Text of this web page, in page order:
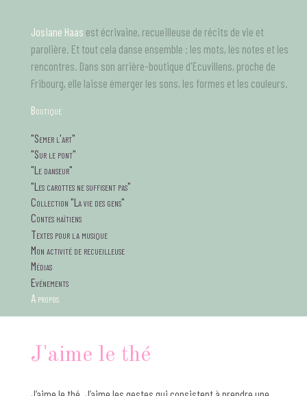
contenu
principal
J'aime le thé
Josiane Haas est écrivaine, recueilleuse de récits de vie et
parolière. Et tout cela danse ensemble : les mots, les notes et les
rencontres. Dans son arrière-boutique d'Ecuvillens, proche de
Fribourg, elle laisse émerger les sons, les formes et les couleurs.
Boutique
tagsMenu
"Semer l'art"
"Sur le pont"
"Le danseur"
"Les carottes ne suffisent pas"
Collection "La vie des gens"
Contes haïtiens
Textes pour la musique
Mon activité de recueilleuse
Médias
Evénements
A propos